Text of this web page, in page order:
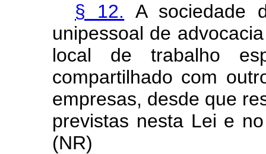
§ 12. A sociedade
unipessoal de
local de trabalho
compartilhado com
empresas, desde que
previstas nesta Lei e
(NR)